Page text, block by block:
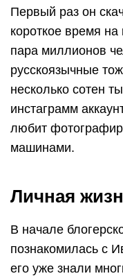
Первый раз он
короткое время на
пара миллионов
русскоязычные
несколько сотен
инстаграмм
любит
машинами.
Личная
В начале
познакомилась с
его уже знали